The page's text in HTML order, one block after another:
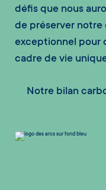
défis que nous
de préserver
exceptionnel pour
cadre de vie
Notre bilan